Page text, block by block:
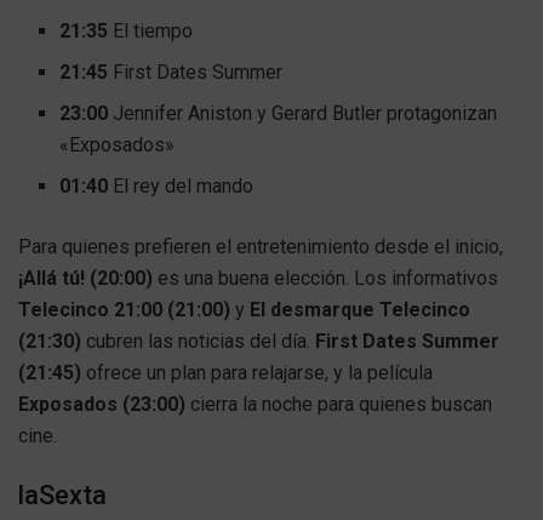
21:35 El tiempo
21:45 First Dates Summer
23:00 Jennifer Aniston y Gerard Butler protagonizan
«Exposados»
01:40 El rey del mando
Para quienes prefieren el entretenimiento desde el inicio,
¡Allá tú! (20:00) es una buena elección. Los informativos
Telecinco 21:00 (21:00) y El desmarque Telecinco
(21:30) cubren las noticias del día. First Dates Summer
(21:45) ofrece un plan para relajarse, y la película
Exposados (23:00) cierra la noche para quienes buscan
cine.
laSexta